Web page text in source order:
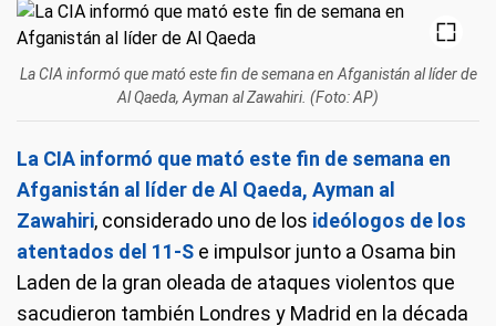
La CIA informó que mató este fin de semana en Afganistán al líder de
Al Qaeda, Ayman al Zawahiri. (Foto: AP)
La CIA informó que mató este fin de semana en
Afganistán al líder de Al Qaeda, Ayman al
Zawahiri, considerado uno de los ideólogos de los
atentados del 11-S e impulsor junto a Osama bin
Laden de la gran oleada de ataques violentos que
sacudieron también Londres y Madrid en la década